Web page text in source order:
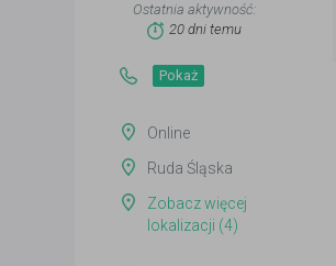
Ostatnia aktywność:
20 dni temu
Pokaż
Online
Ruda Śląska
Zobacz więcej
lokalizacji (4)